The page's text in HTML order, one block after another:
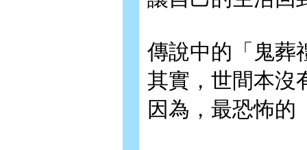
傳說中的「鬼葬
其實，世間本沒
因為，最恐怖